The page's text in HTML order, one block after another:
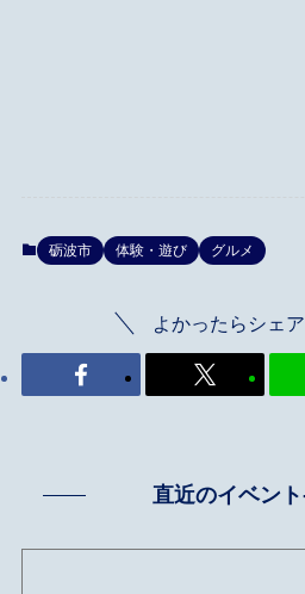
砺波市 体験・遊び グルメ
よかったらシェ
直近のイベン